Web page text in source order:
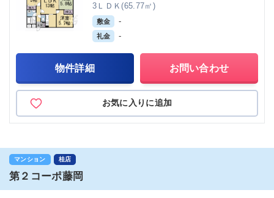
3ＬＤＫ(65.77㎡)
敷金 -
礼金 -
物件詳細 お問い合わせ
お気に入りに追加
マンション 桂店
第２コーポ藤岡